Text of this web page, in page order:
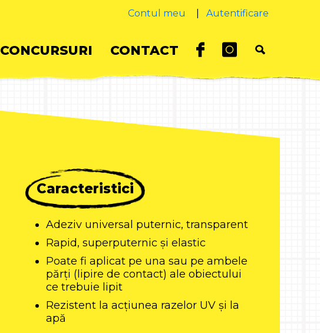
Contul meu Autentificare
CONCURSURI CONTACT
Caracteristici
Adeziv universal puternic, transparent
Rapid, superputernic și elastic
Poate fi aplicat pe una sau pe ambele
părți (lipire de contact) ale obiectului
ce trebuie lipit
Rezistent la acțiunea razelor UV și la
apă